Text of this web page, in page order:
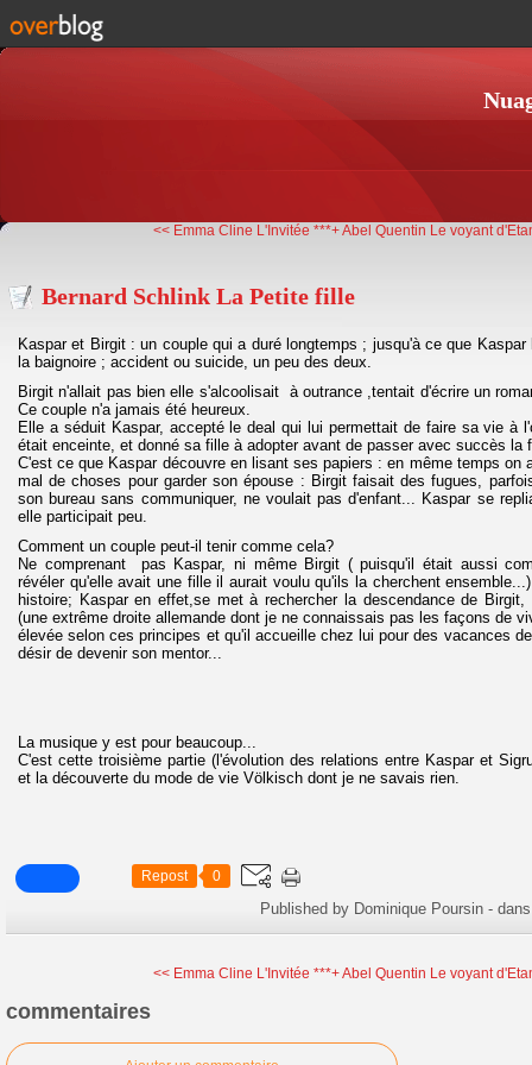
<< Emma Cline L'Invitée ***+Abel Quentin Le voyant
Bernard Schlink La Petite fille
Kaspar et Birgit : un couple qui a duré longtemps ; jusqu'à ce que
la baignoire ; accident ou suicide, un peu des deux.
Birgit n'allait pas bien elle s'alcoolisait à outrance ,tentait d'écrire un
Ce couple n'a jamais été heureux.
Elle a séduit Kaspar, accepté le deal qui lui permettait de faire sa vie à
était enceinte, et donné sa fille à adopter avant de passer avec succès la
C'est ce que Kaspar découvre en lisant ses papiers : en même temps on
mal de choses pour garder son épouse : Birgit faisait des fugues,
son bureau sans communiquer, ne voulait pas d'enfant... Kaspar se
elle participait peu.
Comment un couple peut-il tenir comme cela?
Ne comprenant pas Kaspar, ni même Birgit ( puisqu'il était aussi
révéler qu'elle avait une fille il aurait voulu qu'ils la cherchent
histoire; Kaspar en effet,se met à rechercher la descendance de
(une extrême droite allemande dont je ne connaissais pas les façons de
élevée selon ces principes et qu'il accueille chez lui pour des vacances
désir de devenir son mentor...
La musique y est pour beaucoup...
C'est cette troisième partie (l'évolution des relations entre Kaspar et
et la découverte du mode de vie Völkisch dont je ne savais rien.
Repost 0
Published by Dominique Poursin -
<< Emma Cline L'Invitée ***+Abel Quentin Le voyant
commentaires